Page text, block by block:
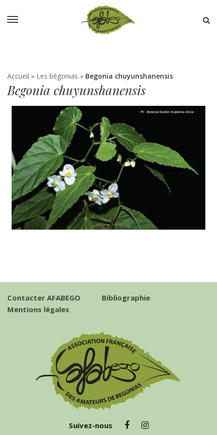
Accueil » Les bégonias » Begonia chuyunshanensis
Begonia chuyunshanensis
Contacter AFABEGO
Bibliographie
Mentions légales
Suivez-nous